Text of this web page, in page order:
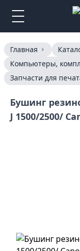
Главная
Компьютеры,
Запчасти для
Бушинг
J 1500/2500/